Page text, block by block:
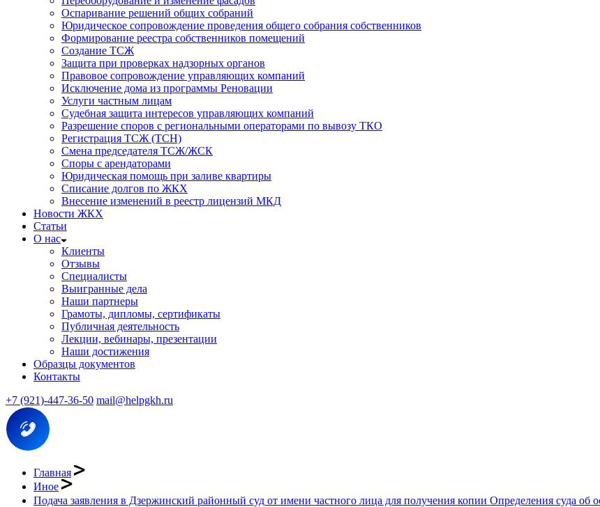
Оспаривание решений общих собраний
Юридическое сопровождение проведения общего собрания собственников
Формирование реестра собственников помещений
Создание ТСЖ
Защита при проверках надзорных органов
Правовое сопровождение управляющих компаний
Исключение дома из программы Реновации
Услуги частным лицам
Судебная защита интересов управляющих компаний
Разрешение споров с региональными операторами по вывозу ТКО
Регистрация ТСЖ (ТСН)
Смена председателя ТСЖ/ЖСК
Споры с арендаторами
Юридическая помощь при заливе квартиры
Списание долгов по ЖКХ
Внесение изменений в реестр лицензий МКД
Новости ЖКХ
Статьи
О нас
Клиенты
Отзывы
Специалисты
Выигранные дела
Наши партнеры
Грамоты, дипломы, сертификаты
Публичная деятельность
Лекции, вебинары, презентации
Наши достижения
Образцы документов
Контакты
+7 (921)-447-36-50 mail@helpgkh.ru
Главная
Иное
Подача заявления в Дзержинский районный суд от имени частного лица для получения копии Определения суда об